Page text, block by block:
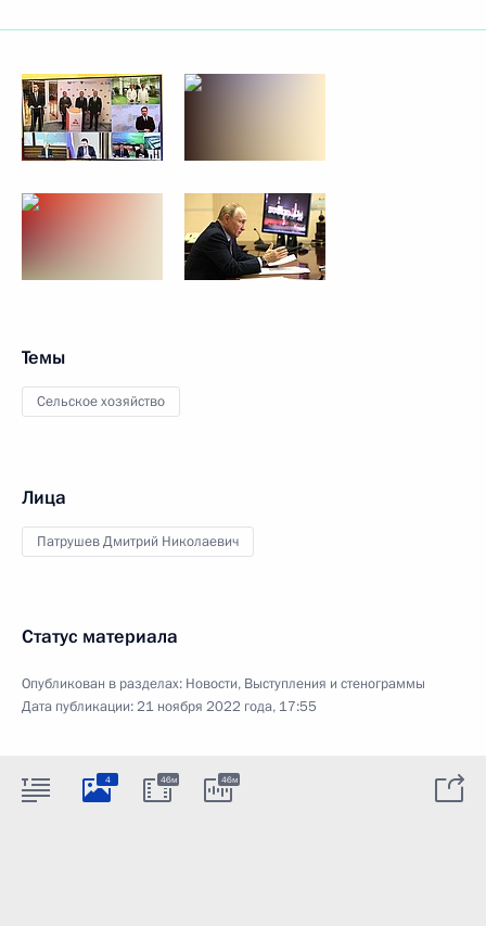
Темы
Сельское хозяйство
Лица
Патрушев Дмитрий Николаевич
Статус материала
Опубликован в разделах: Новости, Выступления и стенограммы
Дата публикации:21 ноября 2022 года, 17:55
4 46м 46м